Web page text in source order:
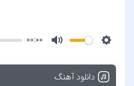
00:00
دانلود آهنگ